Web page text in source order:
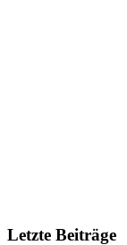
Letzte Beiträge